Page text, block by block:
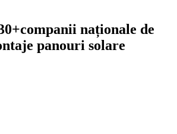
companii naționale de
panouri solare